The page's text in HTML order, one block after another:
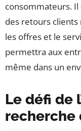
consommateurs.
des retours
les offres et le
permettra aux
même dans un
Le défi de
recherche